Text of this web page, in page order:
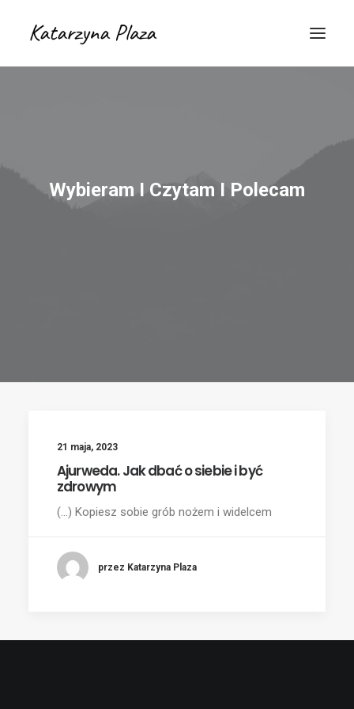
Wybieram I Czytam I Polecam
21 maja, 2023
Ajurweda. Jak dbać o siebie i być
zdrowym
(...) Kopiesz sobie grób nożem i widelcem
przez Katarzyna Plaza